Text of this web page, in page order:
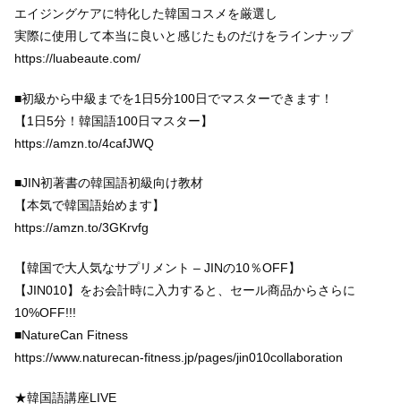
エイジングケアに特化した韓国コスメを厳選し
実際に使用して本当に良いと感じたものだけをラインナップ
https://luabeaute.com/
■初級から中級までを1日5分100日でマスターできます！
【1日5分！韓国語100日マスター】
https://amzn.to/4cafJWQ
■JIN初著書の韓国語初級向け教材
【本気で韓国語始めます】
https://amzn.to/3GKrvfg
【韓国で大人気なサプリメント – JINの10％OFF】
【JIN010】をお会計時に入力すると、セール商品からさらに
10%OFF!!!
■NatureCan Fitness
https://www.naturecan-fitness.jp/pages/jin010collaboration
★韓国語講座LIVE